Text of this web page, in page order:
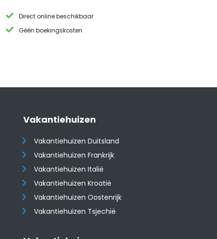
Direct online beschikbaar
Géén boekingskosten
Vakantiehuizen
Vakantiehuizen Duitsland
Vakantiehuizen Frankrijk
Vakantiehuizen Italië
Vakantiehuizen Kroatië
​​​​​​​Vakantiehuizen Oostenrijk
Vakantiehuizen Tsjechië